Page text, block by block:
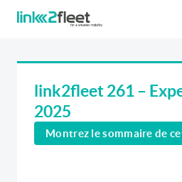
Recherche
link2fleet 261 –
2025
Montrez le sommaire de